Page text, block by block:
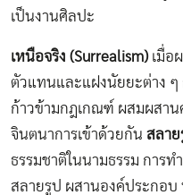
เป็นงานศิลปะ
เหนือจริง (Surrealism)เมื่อ
ตัวแทนและแฝงนัยยะต่าง ๆ
ก้าวข้ามกฎเกณฑ์ ผสมผสาน
จินตนาการเข้าด้วยกัน สลาย
ธรรมชาติในนามธรรม การท
สลายรูป ผสานองค์ประกอบ